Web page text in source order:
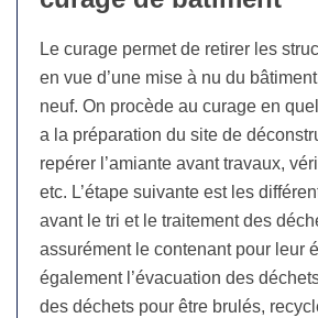
Le curage permet de retirer les
en vue d’une mise à nu du
neuf. On procède au curage en
a la préparation du site de
repérer l’amiante avant travaux,
etc. L’étape suivante est les
avant le tri et le traitement des
assurément le contenant pour leur
également l’évacuation des
des déchets pour être brulés,